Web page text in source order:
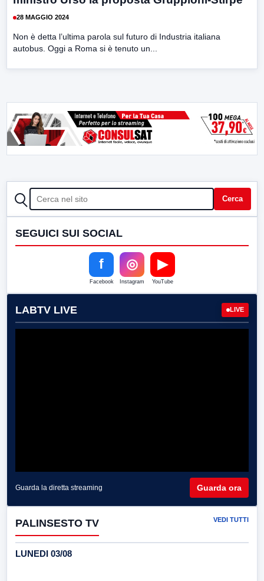
28 MAGGIO 2024
Non è detta l’ultima parola sul futuro di Industria italiana
autobus. Oggi a Roma si è tenuto un...
CERCA Cerca
SEGUICI SUI SOCIAL
f
Facebook
◎
Instagram
▶
YouTube
LABTV LIVE LIVE
Guarda la diretta streaming Guarda ora
PALINSESTO TV VEDI TUTTI
LUNEDI 03/08